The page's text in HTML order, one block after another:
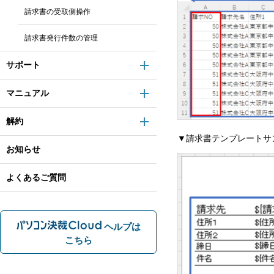
請求書の受取側操作
請求書発行件数の管理
サポート
マニュアル
解約
お知らせ
よくあるご質問
ヘルプは
こちら
▼請求書テンプレートサ